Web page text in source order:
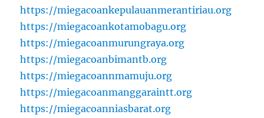
https://miegacoankepulauanmerantiriau.org
https://miegacoankotamobagu.org
https://miegacoanmurungraya.org
https://miegacoanbimantb.org
https://miegacoannmamuju.org
https://miegacoanmanggaraintt.org
https://miegacoanniasbarat.org